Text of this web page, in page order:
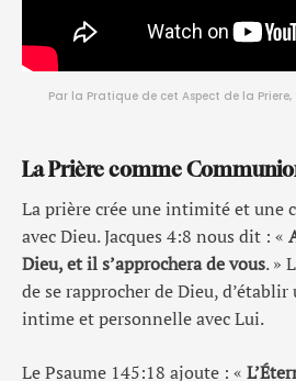
Par la Pratique de cet Aspect de la Priere,
La Prière comme
La prière crée une intimité et une
avec Dieu. Jacques 4:8 nous dit : «
Dieu, et il s’approchera de vous. »
de se rapprocher de Dieu,
intime et personnelle avec Lui.
Le Psaume 145:18 ajoute : «